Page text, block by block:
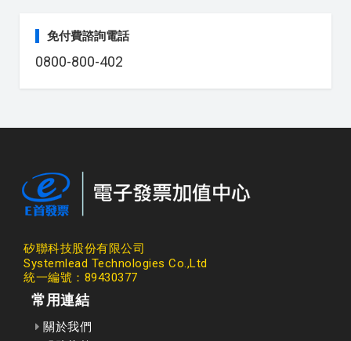
免付費諮詢電話
0800-800-402
矽聯科技股份有限公司
Systemlead Technologies Co.,Ltd
統一編號：89430377
常用連結
關於我們